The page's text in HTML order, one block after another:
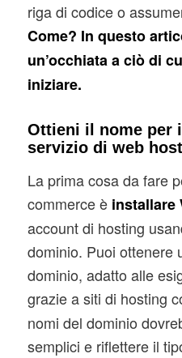
riga di codice o
Come? In questo
un’occhiata a ciò di
iniziare.
Ottieni il nome per
servizio di web
La prima cosa da fare
commerce è installare
account di hosting
dominio. Puoi ottenere
dominio, adatto alle
grazie a siti di hosting
nomi del dominio
semplici e riflettere il